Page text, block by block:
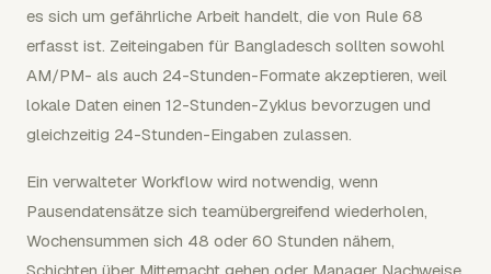
es sich um gefährliche Arbeit handelt, die von Rule 68
erfasst ist. Zeiteingaben für Bangladesch sollten sowohl
AM/PM- als auch 24-Stunden-Formate akzeptieren, weil
lokale Daten einen 12-Stunden-Zyklus bevorzugen und
gleichzeitig 24-Stunden-Eingaben zulassen.
Ein verwalteter Workflow wird notwendig, wenn
Pausendatensätze sich teamübergreifend wiederholen,
Wochensummen sich 48 oder 60 Stunden nähern,
Schichten über Mitternacht gehen oder Manager Nachweise